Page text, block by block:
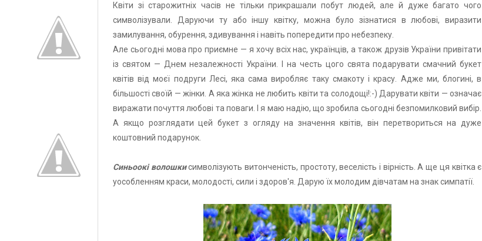
Квiти зi старожитнiх часiв не тiльки прикрашали побут людей, але й дуже багато чого
символiзували. Даруючи ту або iншу квiтку, можна було зiзнатися в любовi, виразити
замилування, обурення, здивування і навіть попередити про небезпеку.
Але сьогодні мова про приємне — я хочу всіх нас, українців, а також друзів України привітати
із святом — Днем незалежності України. І на честь цого свята подарувати смачний букет
квітів від моєї подруги Лесі, яка сама виробляє таку смакоту і красу. Адже ми, блогині, в
більшості своїй — жінки. А яка жінка не любить квіти та солодощі!:-) Дарувати квiти — означає
виражати почуття любовi та поваги. І я маю надію, що зробила сьогодні безпомилковий вибір.
А якщо розглядати цей букет з огляду на значення квiтiв, вiн перетвориться на дуже
коштовний подарунок.
Синьоокі волошкисимволізують витонченість, простоту, веселість і вірність. А ще ця квітка є
уособленням краси, молодості, сили і здоров'я. Дарую їх молодим дівчатам на знак симпатії.